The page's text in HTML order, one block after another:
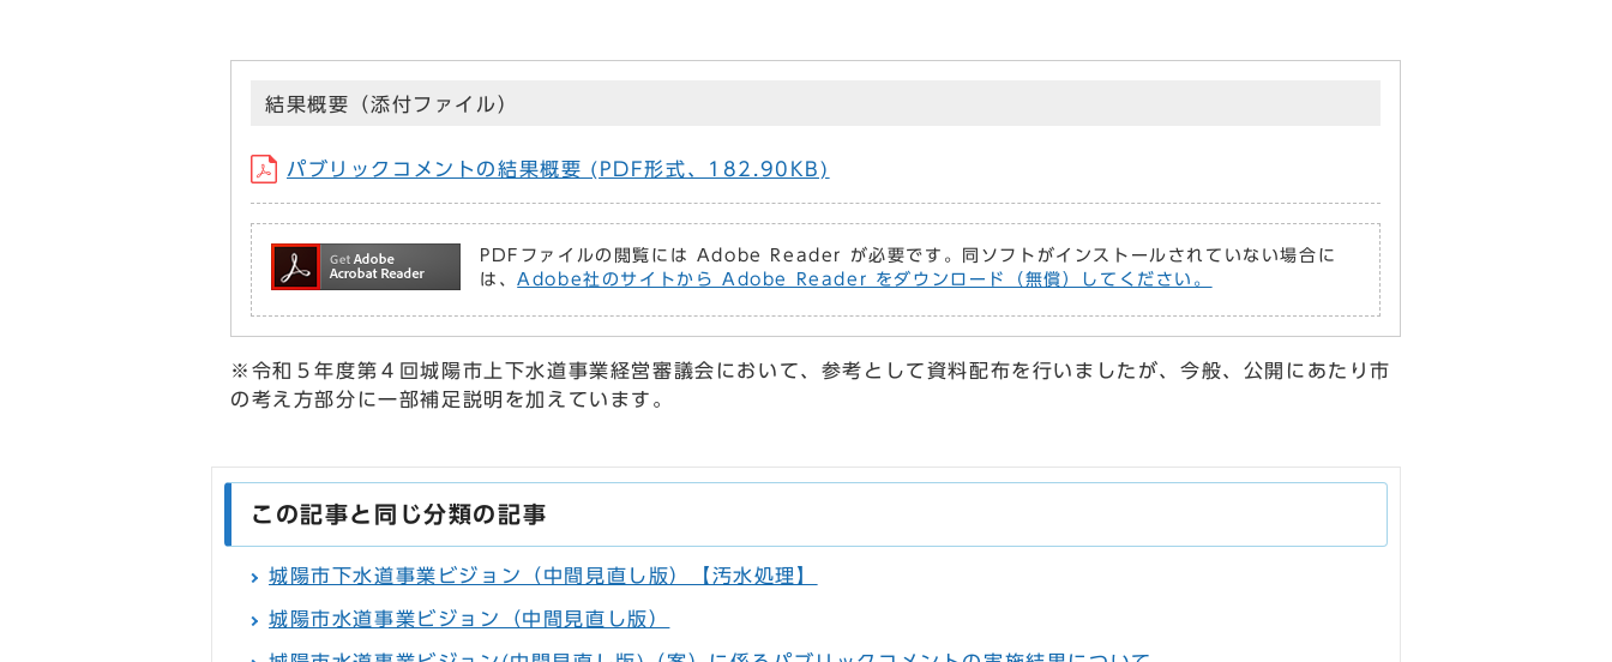
結果概要（添付ファイル）
パブリックコメントの結果概要 (PDF形式、182.90KB)
PDFファイルの閲覧には Adobe Reader が必要です。同ソフトがインストールされていない場合に
は、Adobe社のサイトから Adobe Reader をダウンロード（無償）してください。
※令和５年度第４回城陽市上下水道事業経営審議会において、参考として資料配布を行いましたが、今般、公開にあたり市
の考え方部分に一部補足説明を加えています。
この記事と同じ分類の記事
城陽市下水道事業ビジョン（中間見直し版）【汚水処理】
城陽市水道事業ビジョン（中間見直し版）